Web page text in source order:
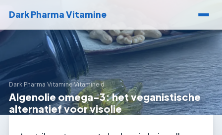
Dark Pharma Vitamine
Dark Pharma Vitamine›Vitamine d
Algenolie omega-3: het veganistische
alternatief voor visolie